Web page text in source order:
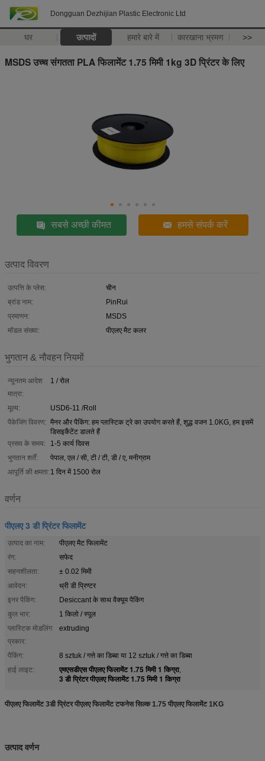
Dongguan Dezhijian Plastic Electronic Ltd
घर उत्पादों हमारे बारे में कारखाना भ्रमण >>
MSDS उच्च संगतता PLA फिलामेंट 1.75 मिमी 1kg 3D प्रिंटर के लिए
सबसे अच्छी कीमत हमसे संपर्क करें
उत्पाद विवरण
उत्पत्ति के प्लेस:
चीन
ब्रांड नाम:
PinRui
प्रमाणन:
MSDS
मॉडल संख्या:
पीएलए मैट कलर
भुगतान & नौवहन नियमों
न्यूनतम आदेश
मात्रा:
1 / रोल
मूल्य:
USD6-11 /Roll
पैकेजिंग विवरण: मैनर और पैकिंग: हम प्लास्टिक ट्रे का उपयोग करते हैं, शुद्ध वजन 1.0KG, हम इसमें
डिसइकैंटेंट डालते हैं
प्रसव के समय:
1-5 कार्य दिवस
भुगतान शर्तें:
पेपाल, एल / सी, टी / टी, डी / ए, मनीग्राम
आपूर्ति की क्षमता: 1 दिन में 1500 रोल
वर्णन
पीएलए 3 डी प्रिंटर फिलामेंट
उत्पाद का नाम:
पीएलए मैट फिलामेंट
रंग:
सफेद
सहनशीलता:
± 0.02 मिमी
आवेदन:
थ्री डी प्रिण्टर
इनर पैकिंग:
Desiccant के साथ वैक्यूम पैकिंग
कुल भार:
1 किलो / स्पूल
प्लास्टिक मोडलिंग
प्रकार:
extruding
पैकिंग:
8 sztuk / गत्ते का डिब्बा या 12 sztuk / गत्ते का डिब्बा
हाई लाइट:
एमएसडीएस पीएलए फिलामेंट 1.75 मिमी 1 किग्रा,
3 डी प्रिंटर पीएलए फिलामेंट 1.75 मिमी 1 किग्रा
पीएलए फिलामेंट 3डी प्रिंटर पीएलए फिलामेंट टफनेस सिल्क 1.75 पीएलए फिलामेंट 1KG
उत्पाद वर्णन